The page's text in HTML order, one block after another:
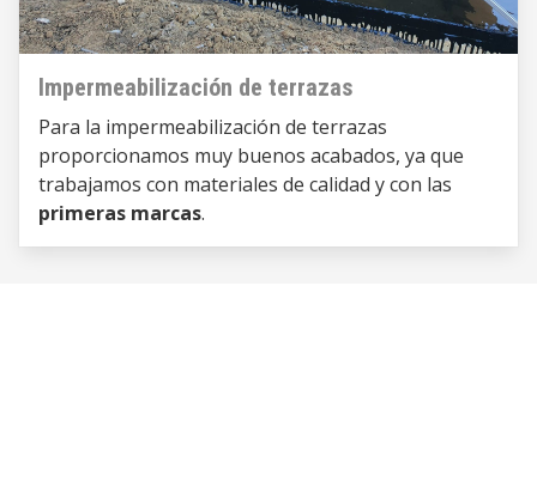
Impermeabilización de terrazas
Para la impermeabilización de terrazas
proporcionamos muy buenos acabados, ya que
trabajamos con materiales de calidad y con las
primeras marcas.